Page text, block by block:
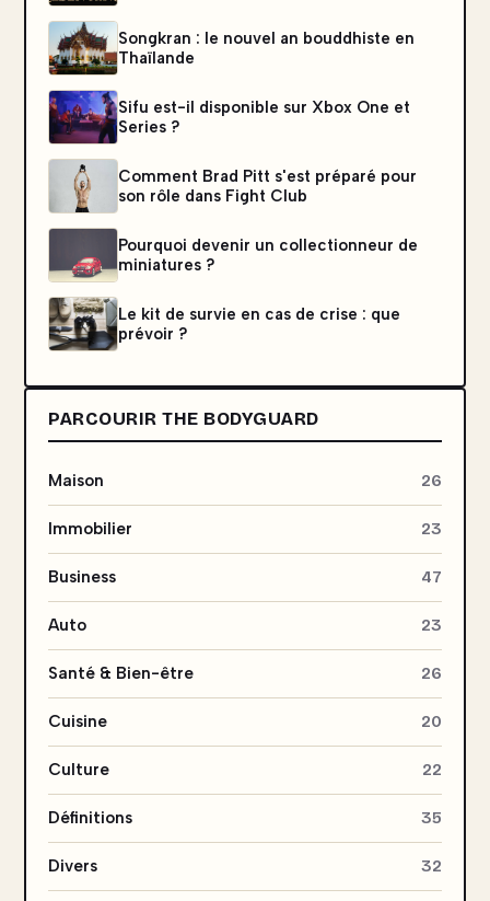
Songkran : le nouvel an bouddhiste en
Thaïlande
Sifu est-il disponible sur Xbox One et
Series ?
Comment Brad Pitt s'est préparé pour
son rôle dans Fight Club
Pourquoi devenir un collectionneur de
miniatures ?
Le kit de survie en cas de crise : que
prévoir ?
PARCOURIR THE BODYGUARD
Maison 26
Immobilier 23
Business 47
Auto 23
Santé & Bien-être 26
Cuisine 20
Culture 22
Définitions 35
Divers 32